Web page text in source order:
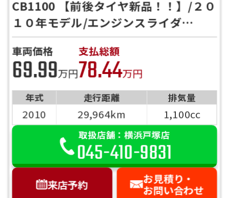
CB1100 【前後タイヤ新品！！】/２０
１０年モデル/エンジンスライダ
ー/ETC車載器/キー２本/
車両価格
69.99万円
支払総額
78.44万円
年式 走行距離 排気量
2010 29,964km 1,100cc
取扱店舗：横浜戸塚店
045-410-9831
来店予約
お見積り・
お問い合わせ